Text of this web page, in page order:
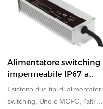
Alimentatore switching
impermeabile IP67 a
tensione costante a
corrente costante
Esistono due tipi di alimentatori
switching. Uno è MCFC, l'altro